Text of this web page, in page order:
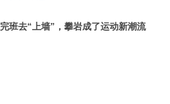
班去“上墙”，攀岩成了运动新潮流